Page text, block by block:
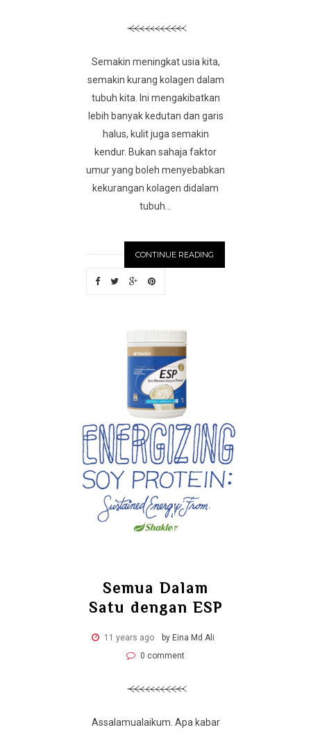
Semakin meningkat usia kita,
semakin kurang kolagen dalam
tubuh kita. Ini mengakibatkan
lebih banyak kedutan dan garis
halus, kulit juga semakin
kendur. Bukan sahaja faktor
umur yang boleh menyebabkan
kekurangan kolagen didalam
tubuh...
CONTINUE READING
Semua Dalam
Satu dengan ESP
11 years ago
by Eina Md Ali
0 comment
Assalamualaikum. Apa kabar